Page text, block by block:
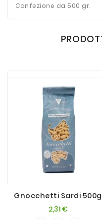
Confezione da 500 gr.
Gnocchetti Sardi 500g
2,31 €Prezzo